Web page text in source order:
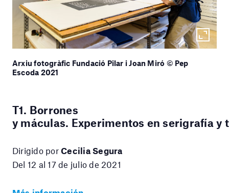
Arxiu fotogràfic Fundació Pilar i Joan Miró © Pep
Escoda 2021
T1. Borrones
y máculas. Experimentos en serigrafía y
Dirigido porCecilia Segura
Del 12 al 17 de julio de 2021